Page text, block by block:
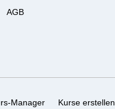
AGB
Manager Kurse erstellen